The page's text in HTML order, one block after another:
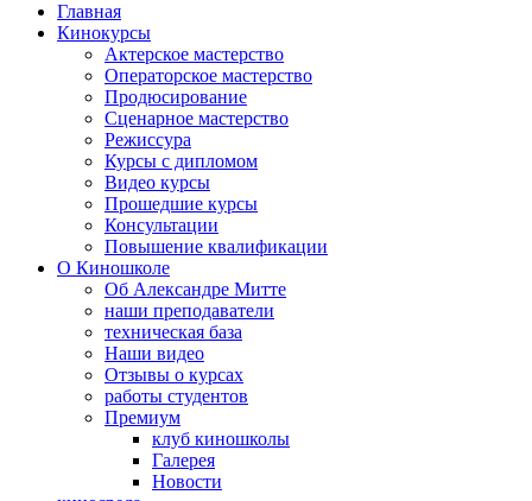
Главная
Кинокурсы
Актерское мастерство
Операторское мастерство
Продюсирование
Сценарное мастерство
Режиссура
Курсы с дипломом
Видео курсы
Прошедшие курсы
Консультации
Повышение квалификации
О Киношколе
Об Александре Митте
наши преподаватели
техническая база
Наши видео
Отзывы о курсах
работы студентов
Премиум
клуб киношколы
Галерея
Новости